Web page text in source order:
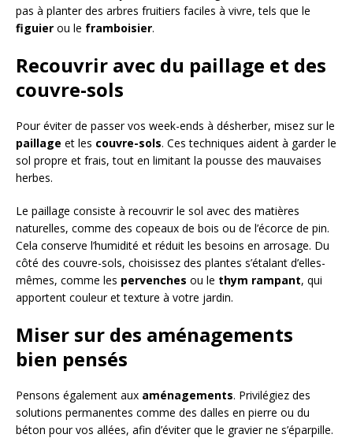
pas à planter des arbres fruitiers faciles à vivre, tels que le
figuier ou le framboisier.
Recouvrir avec du paillage et des
couvre-sols
Pour éviter de passer vos week-ends à désherber, misez sur le
paillage et les couvre-sols. Ces techniques aident à garder le
sol propre et frais, tout en limitant la pousse des mauvaises
herbes.
Le paillage consiste à recouvrir le sol avec des matières
naturelles, comme des copeaux de bois ou de l’écorce de pin.
Cela conserve l’humidité et réduit les besoins en arrosage. Du
côté des couvre-sols, choisissez des plantes s’étalant d’elles-
mêmes, comme les pervenches ou le thym rampant, qui
apportent couleur et texture à votre jardin.
Miser sur des aménagements
bien pensés
Pensons également aux aménagements. Privilégiez des
solutions permanentes comme des dalles en pierre ou du
béton pour vos allées, afin d’éviter que le gravier ne s’éparpille.